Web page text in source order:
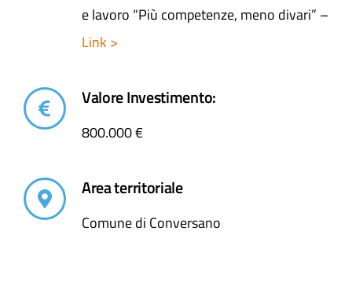
e lavoro “Più competenze, meno divari” –
Link >
Valore Investimento:
800.000 €
Area territoriale
Comune di Conversano